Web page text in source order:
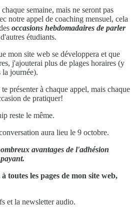
semaine, mais ne seront pas
notre appel de coaching mensuel, cela
occasions hebdomadaires de parler
étudiants.
mon site web se développera et que
j'ajouterai plus de plages horaires (y
la journée).
présenter à chaque appel, mais chaque
de pratiquer!
reste le même.
aura lieu le 9 octobre.
avantages de l'adhésion
toutes les pages de mon site web,
et la newsletter audio.